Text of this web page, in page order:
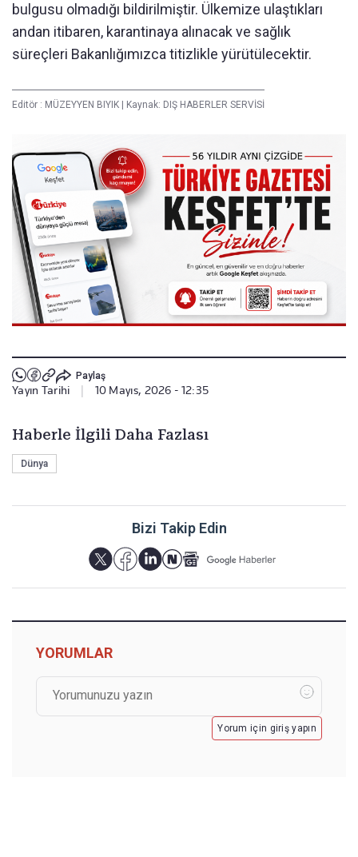
bulgusu olmadığı bildirilmiştir. Ülkemize ulaştıkları
andan itibaren, karantinaya alınacak ve sağlık
süreçleri Bakanlığımızca titizlikle yürütülecektir.
Editör : MÜZEYYEN BIYIK Kaynak: DIŞ HABERLER SERVİSİ
Paylaş
Yayın Tarihi 10 Mayıs, 2026 - 12:35
Haberle İlgili Daha Fazlası
Dünya
Bizi Takip Edin
YORUMLAR
Yorum için giriş yapın